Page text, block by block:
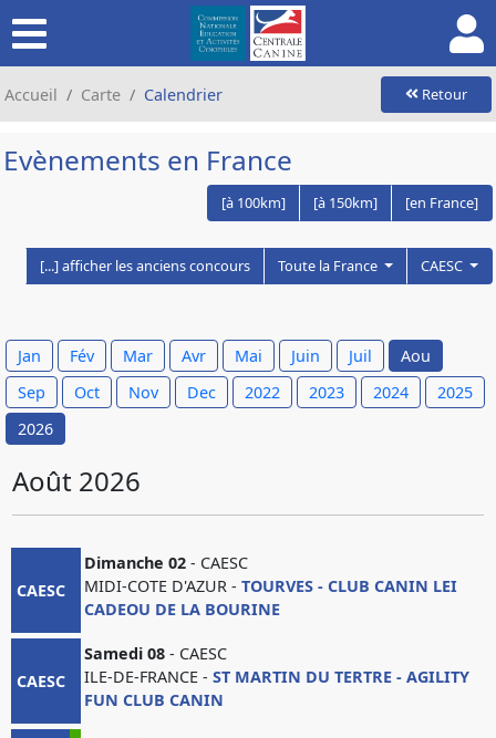
Accueil Carte Calendrier Retour
Evènements en France
[à 100km] [à 150km] [en France]
[...] afficher les anciens concours Toute la France CAESC
Jan Fév Mar Avr Mai Juin Juil
Aou
Sep
Oct Nov Dec 2022 2023 2024
2025
2026
Août 2026
CAESC
Dimanche 02 - CAESC
MIDI-COTE D'AZUR -TOURVES - CLUB CANIN LEI
CADEOU DE LA BOURINE
CAESC
Samedi 08 - CAESC
ILE-DE-FRANCE -ST MARTIN DU TERTRE - AGILITY
FUN CLUB CANIN